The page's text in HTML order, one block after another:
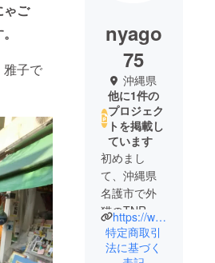
ゃご
雅子で
nyago
75
沖縄県
他に1件の
プロジェク
トを掲載し
ています
初めまし
て、沖縄県
名護市で外
猫のTNR活
動を行って
います
https://www.facebook.com/groups/305639667631553/?ref=share
特定商取引
法に基づく